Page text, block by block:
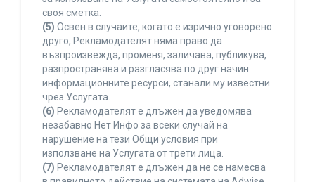
своя сметка.
(5) Освен в случаите, когато е изрично уговорено
друго, Рекламодателят няма право да
възпроизвежда, променя, заличава, публикува,
разпространява и разгласява по друг начин
информационните ресурси, станали му известни
чрез Услугата.
(6) Рекламодателят е длъжен да уведомява
незабавно Нет Инфо за всеки случай на
нарушение на тези Общи условия при
използване на Услугата от трети лица.
(7) Рекламодателят е длъжен да не се намесва